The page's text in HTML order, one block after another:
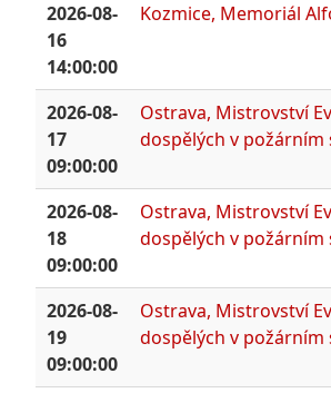
2026-08-
16
14:00:00
Kozmice, Memoriál
2026-08-
17
09:00:00
Ostrava, Mistrovství
dospělých v požárním
2026-08-
18
09:00:00
Ostrava, Mistrovství
dospělých v požárním
2026-08-
19
09:00:00
Ostrava, Mistrovství
dospělých v požárním